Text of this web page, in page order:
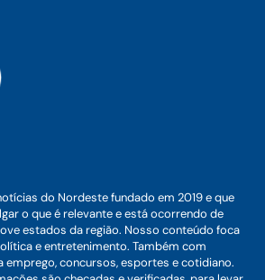
do Nordeste fundado em 2019 e que
o que é relevante e está ocorrendo de
estados da região. Nosso conteúdo foca
e entretenimento. Também com
emprego, concursos, esportes e cotidiano.